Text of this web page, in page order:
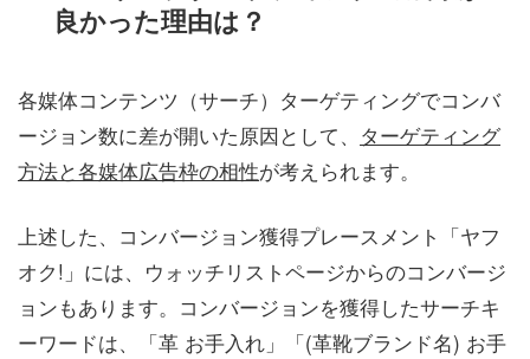
良かった理由は？
各媒体コンテンツ（サーチ）ターゲティングでコンバ
ージョン数に差が開いた原因として、 ターゲティング
方法と各媒体広告枠の相性が考えられます。
上述した、コンバージョン獲得プレースメント「ヤフ
オク!」には、ウォッチリストページからのコンバージ
ョンもあります。コンバージョンを獲得したサーチキ
ーワードは、「革 お手入れ」「(革靴ブランド名) お手